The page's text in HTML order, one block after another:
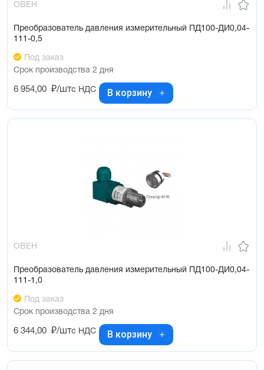
ОВЕН
Преобразователь давления измерительный ПД100-ДИ0,04-
111-0,5
Под заказ
Срок производства 2 дня
6 954,00 ₽/штс НДС В корзину
ОВЕН
Преобразователь давления измерительный ПД100-ДИ0,04-
111-1,0
Под заказ
Срок производства 2 дня
6 344,00 ₽/штс НДС В корзину